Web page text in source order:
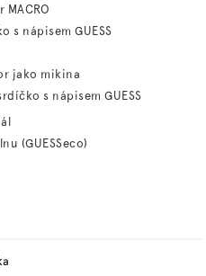
MACRO
s nápisem GUESS
jako mikina
s nápisem GUESS
(GUESSeco)